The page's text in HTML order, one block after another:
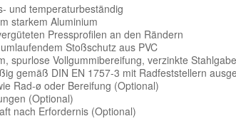
und temperaturbeständig
starkem Aluminium
Pressprofilen an den Rändern
Stoßschutz aus PVC
spurlose Vollgummibereifung, verzinkte
gemäß DIN EN 1757-3 mit Radfeststellern
Rad-ø oder Bereifung (Optional)
(Optional)
nach Erfordernis (Optional)